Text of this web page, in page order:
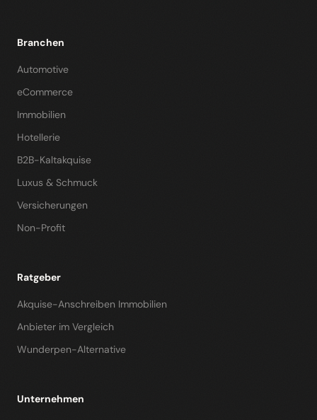
Branchen
Automotive
eCommerce
Immobilien
Hotellerie
B2B-Kaltakquise
Luxus & Schmuck
Versicherungen
Non-Profit
Ratgeber
Akquise-Anschreiben Immobilien
Anbieter im Vergleich
Wunderpen-Alternative
Unternehmen